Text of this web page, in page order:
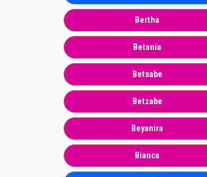
Bertha
Betania
Betsabe
Betzabe
Beyanira
Bianca